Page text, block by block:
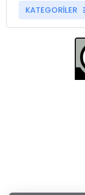
KATEGORİLER